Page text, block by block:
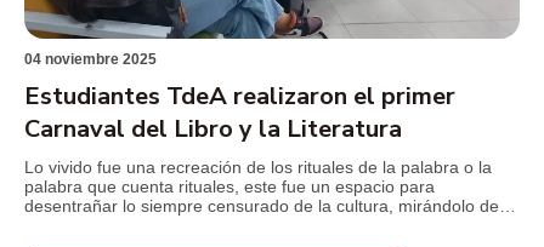
04 noviembre 2025
Estudiantes TdeA realizaron el primer
Carnaval del Libro y la Literatura
Lo vivido fue una recreación de los rituales de la palabra o la
palabra que cuenta rituales, este fue un espacio para
desentrañar lo siempre censurado de la cultura, mirándolo de